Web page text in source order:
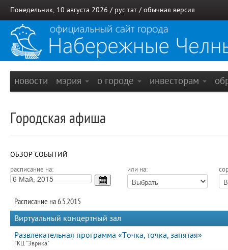
Понедельник, 10 августа 2026 / рус тат / обычная версия
новости мэрия о городе инвесторам
Городская афиша
ОБЗОР СОБЫТИЙ
расписание на: или на:
Расписание на 6.5.2015
Виртуальный концертный зал
Развлекательная программа «Точка, точка, запятая»
ГКЦ "Эврика"